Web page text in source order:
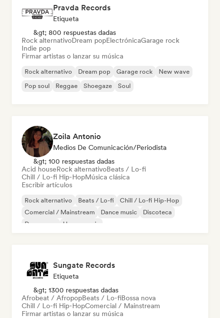
Pravda Records
Etiqueta
&gt; 800 respuestas dadas
Rock alternativoDream popElectrónicaGarage rock
Indie pop
Firmar artistas o lanzar su música
Rock alternativo Dream pop Garage rock
New wave
Pop soul
Reggae Shoegaze Soul
Zoila Antonio
Medios De Comunicación/Periodista
&gt; 100 respuestas dadas
Acid houseRock alternativoBeats / Lo-fi
Chill / Lo-fi Hip-HopMúsica clásica
Escribir artículos
Rock alternativo Beats / Lo-fi
Chill / Lo-fi Hip-Hop
Comercial / Mainstream
Dance music
Discoteca
Dream pop
House music
Sungate Records
Etiqueta
&gt; 1300 respuestas dadas
Afrobeat / AfropopBeats / Lo-fiBossa nova
Chill / Lo-fi Hip-HopComercial / Mainstream
Firmar artistas o lanzar su música